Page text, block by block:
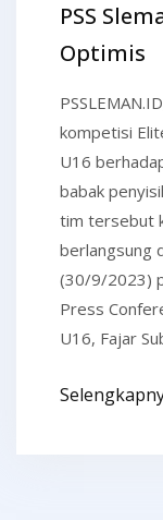
PSS
Optimis
kompetisi
U16
babak
tim tersebut
berlangsung
(30/9/2023)
Press
U16, Fajar